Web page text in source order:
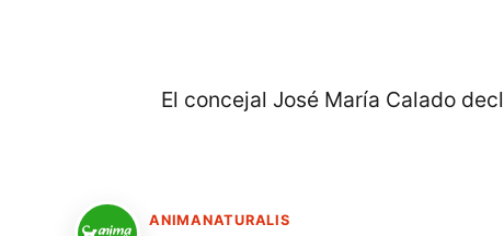
El concejal José María Calado
ANIMANATURALIS